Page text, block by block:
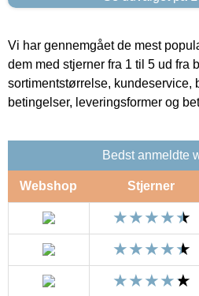
Vi har gennemgået de mest
dem med stjerner fra 1 til 5 ud fra
sortimentstørrelse, kundeservice,
betingelser, leveringsformer og
Bedst anmeldte
Webshop Stjerner